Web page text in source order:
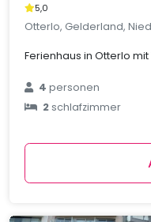
5,0
Otterlo, Gelderland,
Ferienhaus in Otterlo
4personen
2schlafzimmer